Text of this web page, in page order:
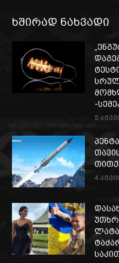
ხშირად ნახვადი
-
5
4